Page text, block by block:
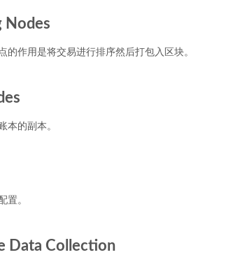
Nodes
作用是将交易进行排序然后打包入区块。
本的副本。
置。
Data Collection